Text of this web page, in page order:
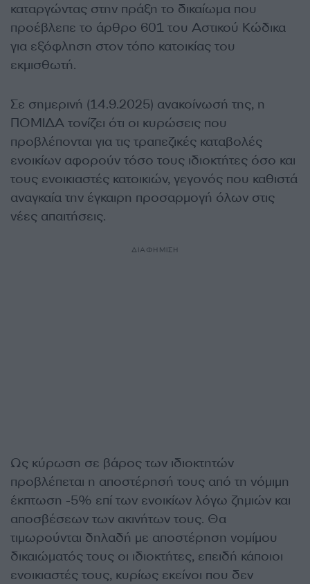
καταργώντας στην πράξη το δικαίωμα που
προέβλεπε το άρθρο 601 του Αστικού Κώδικα
για εξόφληση στον τόπο κατοικίας του
εκμισθωτή.
Σε σημερινή (14.9.2025) ανακοίνωσή της, η
ΠΟΜΙΔΑ τονίζει ότι οι κυρώσεις που
προβλέπονται για τις τραπεζικές καταβολές
ενοικίων αφορούν τόσο τους ιδιοκτήτες όσο και
τους ενοικιαστές κατοικιών, γεγονός που καθιστά
αναγκαία την έγκαιρη προσαρμογή όλων στις
νέες απαιτήσεις.
ΔΙΑΦΗΜΙΣΗ
Ως κύρωση σε βάρος των ιδιοκτητών
προβλέπεται η αποστέρησή τους από τη νόμιμη
έκπτωση -5% επί των ενοικίων λόγω ζημιών και
αποσβέσεων των ακινήτων τους. Θα
τιμωρούνται δηλαδή με αποστέρηση νομίμου
δικαιώματός τους οι ιδιοκτήτες, επειδή κάποιοι
ενοικιαστές τους, κυρίως εκείνοι που δεν